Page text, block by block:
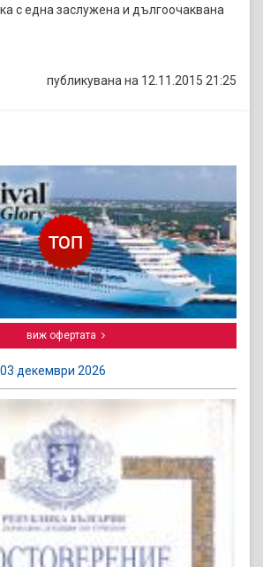
с една заслужена и дългоочаквана
публикувана на 12.11.2015 21:25
виж офертата
декември 2026